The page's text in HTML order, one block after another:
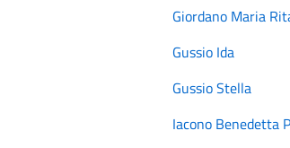
Giordano Maria
Gussio Ida
Gussio Stella
Iacono Benedetta